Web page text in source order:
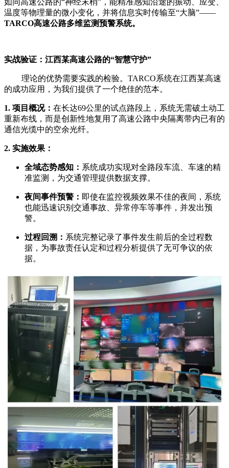
如同高速公路的“神经末梢”，能精准感知沿途的振动、应变、
温度等物理量的微小变化，并将信息实时传输至“大脑”——
TARCO高速公路多维监测预警系统。
实战验证：江西某高速公路的“智慧守护”
理论的优势需要实践的检验。TARCO系统在江西某高速
的成功应用，为我们提供了一个绝佳的范本。
1. 项目概况： 在长达69公里的试点路段上，系统无需破土动工
重新布线，而是创新性地复用了高速公路中央隔离带内已有的
通信光缆中的空余光纤。
2. 实施效果：
全域态势感知： 系统成功实现对全路段车流、车速的精
准监测，为交通管理提供数据支撑。
夜间事件预警： 即使在监控视频效果不佳的夜间，系统
也能迅速识别交通事故、异常停车等事件，并发出预
警。
过程回溯： 系统完整记录了事件发生前后的全过程数
据，为事故责任认定和过程分析提供了无可争议的依
据。